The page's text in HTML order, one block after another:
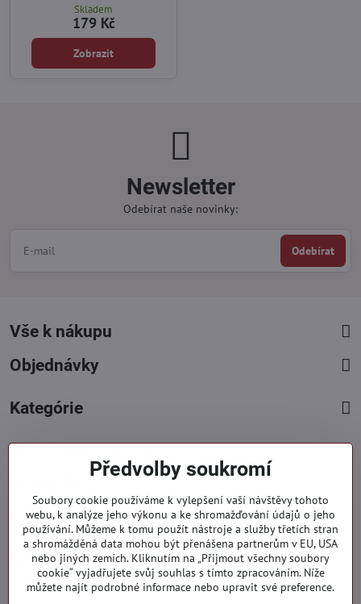
Skladem
179 Kč
Zobrazit
Newsletter
Odebírat naše novinky:
Odebírat
Vše k nákupu
Objednávky
Kategórie
+421 919 060 751
Pondělí - Pátek : 09:00 - 15:00 hod.
info​@everlady​.eu
Non stop ( 24/7 )
Předvolby soukromí
Soubory cookie používáme k vylepšení vaší návštěvy tohoto
webu, k analýze jeho výkonu a ke shromažďování údajů o jeho
používání. Můžeme k tomu použít nástroje a služby třetích stran
a shromážděná data mohou být přenášena partnerům v EU, USA
nebo jiných zemích. Kliknutím na „Přijmout všechny soubory
cookie“ vyjadřujete svůj souhlas s tímto zpracováním. Níže
můžete najít podrobné informace nebo upravit své preference.